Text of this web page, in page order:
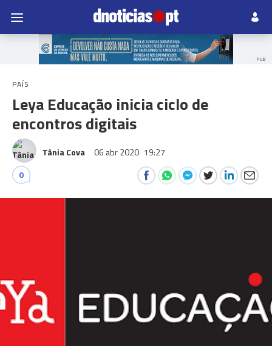
PUB
PAÍS
Leya Educação inicia ciclo de
encontros digitais
Tânia Cova 06 abr 2020 19:27
0